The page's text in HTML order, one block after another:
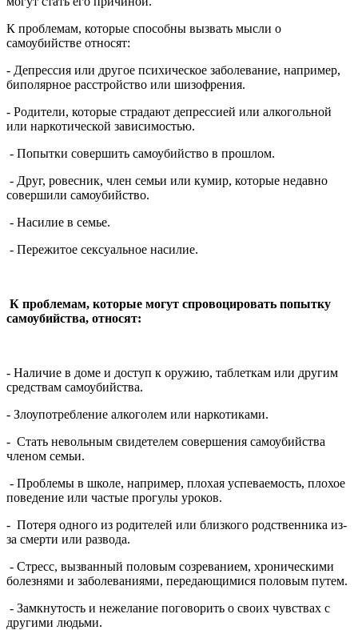
К проблемам, которые способны вызвать мысли о
самоубийстве относят:
- Депрессия или другое психическое заболевание, например,
биполярное расстройство или шизофрения.
- Родители, которые страдают депрессией или алкогольной
или наркотической зависимостью.
- Попытки совершить самоубийство в прошлом.
- Друг, ровесник, член семьи или кумир, которые недавно
совершили самоубийство.
- Насилие в семье.
- Пережитое сексуальное насилие.
К проблемам, которые могут спровоцировать попытку
самоубийства, относят:
- Наличие в доме и доступ к оружию, таблеткам или другим
средствам самоубийства.
- Злоупотребление алкоголем или наркотиками.
- Стать невольным свидетелем совершения самоубийства
членом семьи.
- Проблемы в школе, например, плохая успеваемость, плохое
поведение или частые прогулы уроков.
- Потеря одного из родителей или близкого родственника из-
за смерти или развода.
- Стресс, вызванный половым созреванием, хроническими
болезнями и заболеваниями, передающимися половым путем.
- Замкнутость и нежелание поговорить о своих чувствах с
другими людьми.